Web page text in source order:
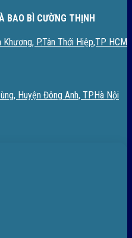
BAO BÌ CƯỜNG THỊNH
P.Tân Thới Hiệp,TP HCM
Huyện Đông Anh, TP.Hà Nội